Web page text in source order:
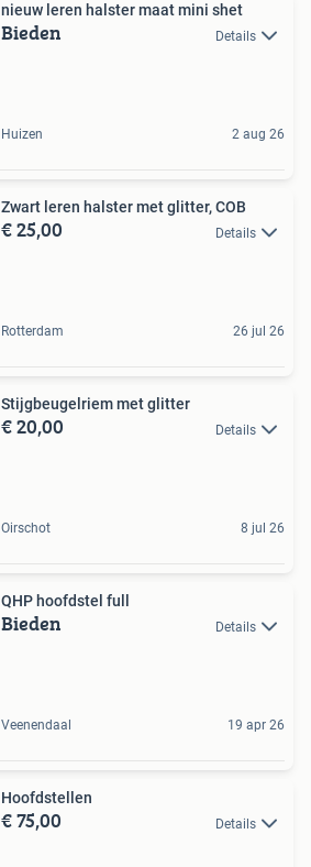
nieuw leren halster maat mini shet
Bieden Details
Huizen 2 aug 26
Zwart leren halster met glitter, COB
€ 25,00 Details
Rotterdam 26 jul 26
Stijgbeugelriem met glitter
€ 20,00 Details
Oirschot 8 jul 26
QHP hoofdstel full
Bieden Details
Veenendaal 19 apr 26
Hoofdstellen
€ 75,00 Details